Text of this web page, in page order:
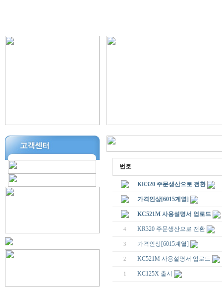
번호
KR320 주문생산으로 전환
가격인상[6015계열]
KC521M 사용설명서 업로드
4 KR320 주문생산으로 전환
3 가격인상[6015계열]
2 KC521M 사용설명서 업로드
1 KC125X 출시